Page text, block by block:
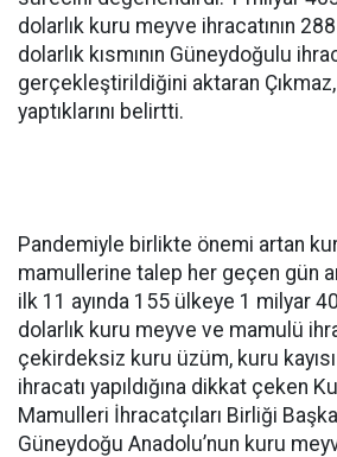
dolarlık kuru meyve ihracatının
dolarlık kısmının Güneydoğulu
gerçekleştirildiğini aktaran
yaptıklarını belirtti.
Pandemiyle birlikte önemi artan
mamullerine talep her geçen gün
ilk 11 ayında 155 ülkeye 1 milyar
dolarlık kuru meyve ve mamulü
çekirdeksiz kuru üzüm, kuru
ihracatı yapıldığına dikkat çeken
Mamulleri İhracatçıları Birliği
Güneydoğu Anadolu’nun kuru